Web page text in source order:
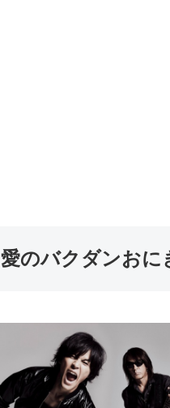
愛のバクダンおに